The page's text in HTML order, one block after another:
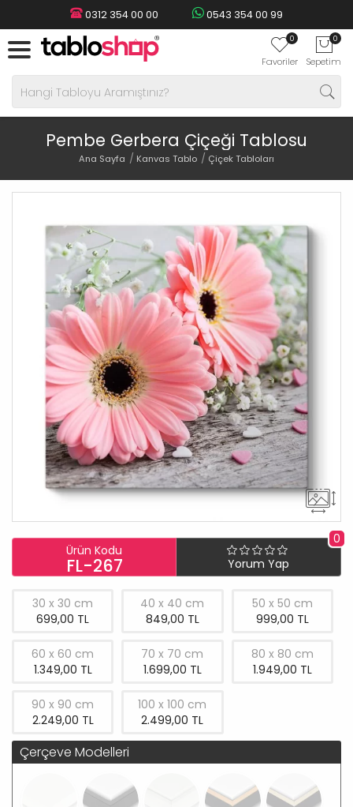
0312 354 00 00 0543 354 00 99
0
Favoriler
0
Sepetim
Pembe Gerbera Çiçeği Tablosu
Ana Sayfa Kanvas Tablo Çiçek Tabloları
Ürün Kodu
FL-267
0
Yorum Yap
30 x 30 cm
699,00 TL
40 x 40 cm
849,00 TL
50 x 50 cm
999,00 TL
60 x 60 cm
1.349,00 TL
70 x 70 cm
1.699,00 TL
80 x 80 cm
1.949,00 TL
90 x 90 cm
2.249,00 TL
100 x 100 cm
2.499,00 TL
Çerçeve Modelleri